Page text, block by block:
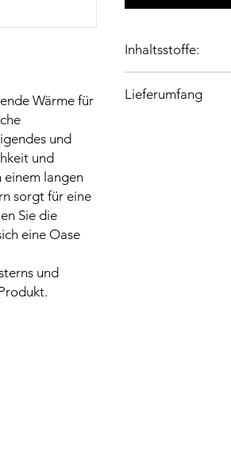
Wärme für
und
und
einem langen
sorgt für eine
Sie die
eine Oase
und
Inhaltsstoffe:
Orange.....
Lieferumfang